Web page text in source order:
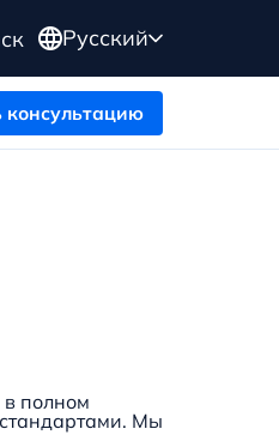
Русский
консультацию
полном
Мы